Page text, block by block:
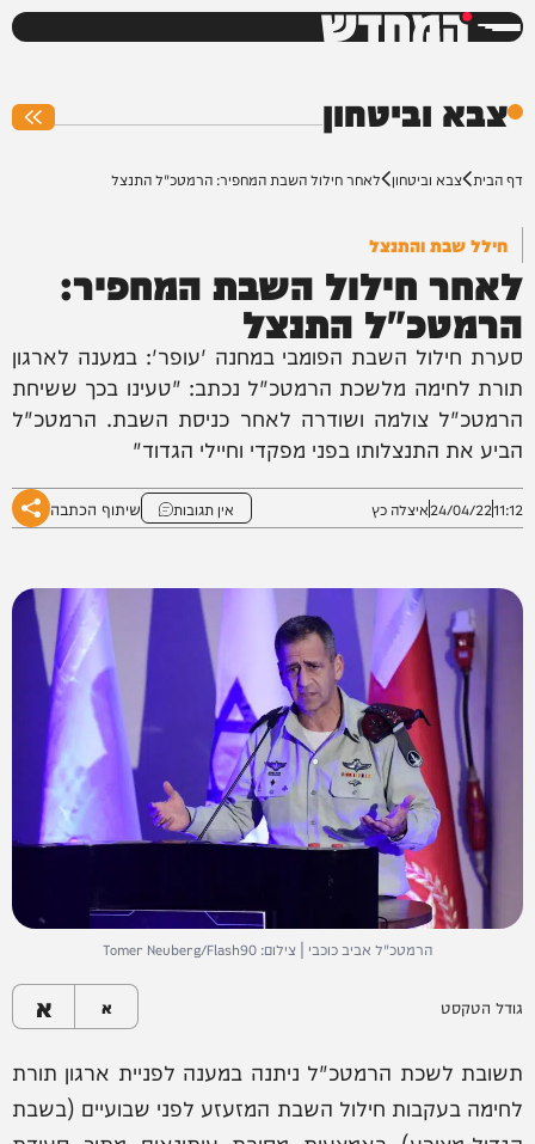
המחדש
צבא וביטחון
דף הבית צבא וביטחון לאחר חילול השבת המחפיר: הרמטכ"ל התנצל
חילל שבת והתנצל
לאחר חילול השבת המחפיר:
הרמטכ"ל התנצל
סערת חילול השבת הפומבי במחנה 'עופר': במענה לארגון
תורת לחימה מלשכת הרמטכ"ל נכתב: "טעינו בכך ששיחת
הרמטכ"ל צולמה ושודרה לאחר כניסת השבת. הרמטכ"ל
הביע את התנצלותו בפני מפקדי וחיילי הגדוד"
11:12
24/04/22איצלה כץ אין תגובות שיתוף הכתבה
הרמטכ"ל אביב כוכבי | צילום: Tomer Neuberg/Flash90
גודל הטקסט א א
תשובת לשכת הרמטכ"ל ניתנה במענה לפניית ארגון תורת
לחימה בעקבות חילול השבת המזעזע לפני שבועיים (בשבת